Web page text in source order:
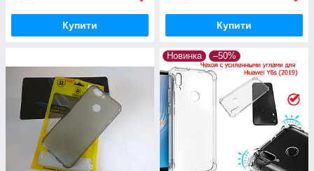
Купити Купити
Новинка –50%